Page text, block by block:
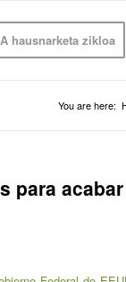
hausnarketa zikloa
You are here:
para